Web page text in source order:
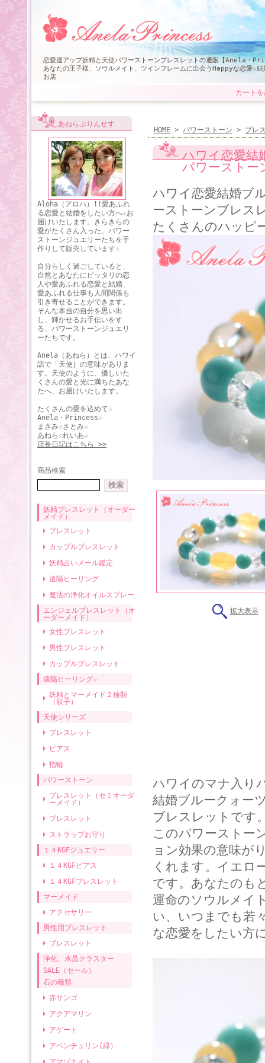
恋愛運アップ妖精と天使パワーストーンブレスレットの通販【Anela・
あなたの王子様、ソウルメイト、ツインフレームに出会うHappyな恋愛☆
お店
カート
あねらぷりんせす
Aloha（アロハ）!!愛あふれ
る恋愛と結婚をしたい方へ☆お
届けいたします。きらきらの
愛がたくさん入った、パワー
ストーンジュエリーたちを手
作りして販売しています☆
自分らしく過ごしていると、
自然とあなたにピッタリの恋
人や愛あふれる恋愛と結婚、
愛あふれる仕事も人間関係も
引き寄せることができます。
そんな本当の自分を思い出
し、輝かせるお手伝いをす
る、パワーストーンジュエリ
ーたちです。
Anela（あねら）とは、ハワイ
語で「天使｝の意味がありま
す。天使のように、優しいた
くさんの愛と光に満ちたあな
たへ、お届けいたします。
たくさんの愛を込めて☆
Anela・Princess☆
まさみ☆さとみ☆
あねら☆れいあ☆
店長日記はこちら >>
商品検索
妖精ブレスレット（オーダー
メイド）
ブレスレット
カップルブレスレット
妖精占いメール鑑定
遠隔ヒーリング
魔法の浄化オイルスプレー
エンジェルブレスレット（オ
ーダーメイド）
女性ブレスレット
男性ブレスレット
カップルブレスレット
遠隔ヒーリング☆
妖精とマーメイド２種類
（双子）
天使シリーズ
ブレスレット
ピアス
指輪
パワーストーン
ブレスレット（セミオーダ
ーメイド）
ブレスレット
ストラップお守り
１４KGFジュエリー
１４KGFピアス
１４KGFブレスレット
マーメイド
アクセサリー
男性用ブレスレット
ブレスレット
浄化、水晶クラスター
SALE（セール）
石の種類
赤サンゴ
アクアマリン
アゲート
アベンチュリン(緑）
HOME > パワーストーン > ブレ
ハワイ恋愛結
パワースト
ハワイ恋愛結婚ブ
ーストーンブレス
たくさんのハッピ
拡大表示
ハワイのマナ入り
結婚ブルークォー
ブレスレットです
このパワーストー
ョン効果の意味が
くれます。イエロ
です。あなたのも
運命のソウルメイ
い、いつまでも若
な恋愛をしたい方